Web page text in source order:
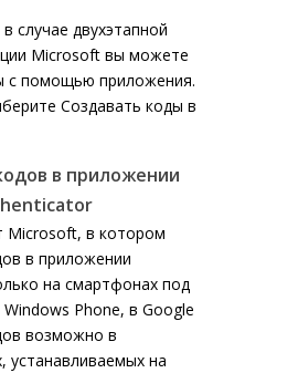
случае двухэтапной
Microsoft вы можете
с помощью приложения.
Создавать коды в
в приложении
Microsoft, в котором
в приложении
на смартфонах под
Phone, в Google
возможно в
устанавливаемых на